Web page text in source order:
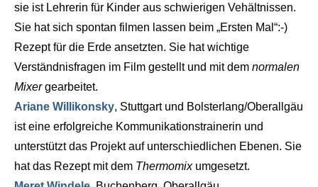
sie ist Lehrerin für Kinder aus schwierigen Vehältnissen.
Sie hat sich spontan filmen lassen beim „Ersten Mal“:-)
Rezept für die Erde ansetzten. Sie hat wichtige
Verständnisfragen im Film gestellt und mit dem normalen
Mixergearbeitet.
Ariane Willikonsky, Stuttgart und Bolsterlang/Oberallgäu
ist eine erfolgreiche Kommunikationstrainerin und
unterstützt das Projekt auf unterschiedlichen Ebenen. Sie
hat das Rezept mit dem Thermomixumgesetzt.